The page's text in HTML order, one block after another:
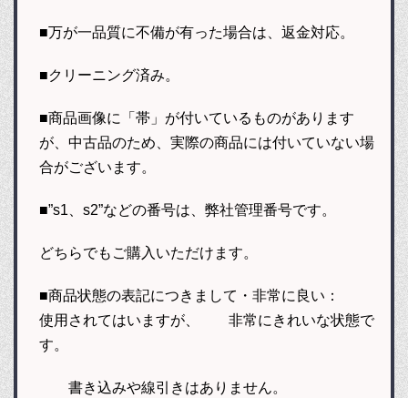
■万が一品質に不備が有った場合は、返金対応。
■クリーニング済み。
■商品画像に「帯」が付いているものがあります
が、中古品のため、実際の商品には付いていない場
合がございます。
■”s1、s2”などの番号は、弊社管理番号です。
どちらでもご購入いただけます。
■商品状態の表記につきまして・非常に良い：
使用されてはいますが、 非常にきれいな状態で
す。
書き込みや線引きはありません。